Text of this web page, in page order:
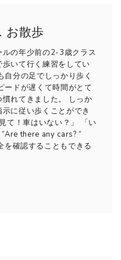
お散歩
の年少前の2-3歳クラス
いて行く練習をしてい
自分の足でしっかり歩く
ードが遅くて時間がとて
れてきました。 しっか
に従い歩くことができ
て！車はいない？」 「い
there any cars? “
を確認することもできる